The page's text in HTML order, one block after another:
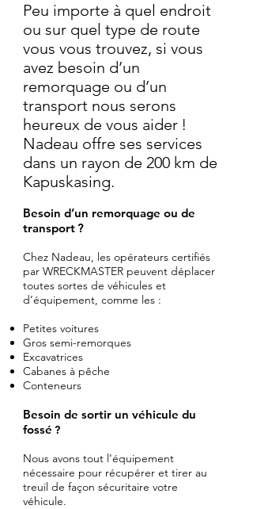
Peu importe à quel endroit
ou sur quel type de route
vous vous trouvez, si vous
avez besoin d’un
remorquage ou d’un
transport nous serons
heureux de vous aider !
Nadeau offre ses services
dans un rayon de 200 km de
Kapuskasing.
Besoin d’un remorquage ou de
transport ?
Chez Nadeau, les opérateurs certifiés
par WRECKMASTER peuvent déplacer
toutes sortes de véhicules et
d’équipement, comme les :
Petites voitures
Gros semi-remorques
Excavatrices
Cabanes à pêche
Conteneurs
Besoin de sortir un véhicule du
fossé ?
Nous avons tout l’équipement
nécessaire pour récupérer et tirer au
treuil de façon sécuritaire votre
véhicule.